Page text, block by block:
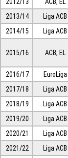
2013/14
Liga ACB
2014/15
Liga ACB
2015/16 ACB, EL
2016/17 EuroLiga
2017/18
Liga ACB
2018/19
Liga ACB
2019/20
Liga ACB
2020/21
Liga ACB
2021/22
Liga ACB